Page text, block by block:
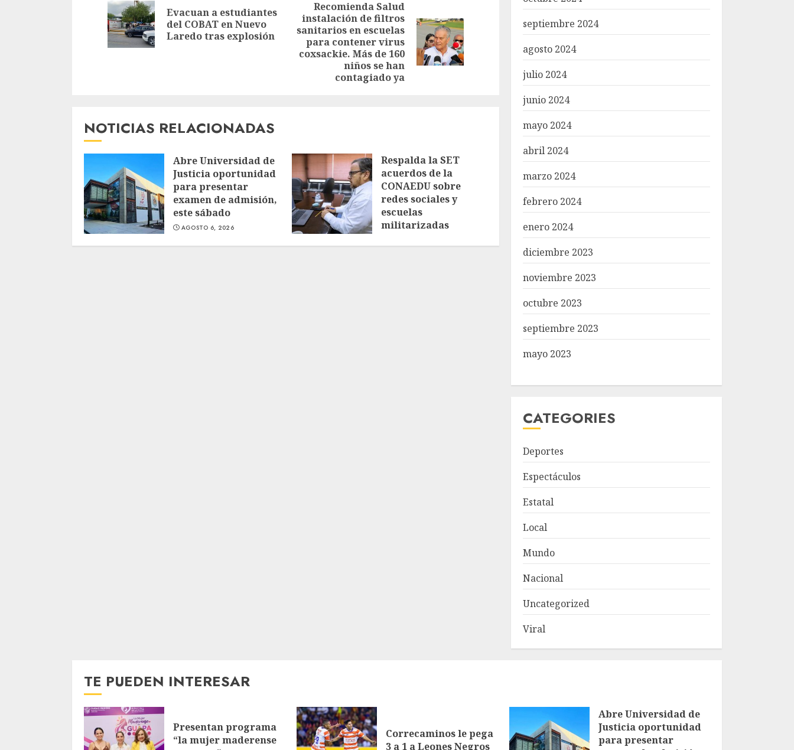
leyendo
Entrada
anterior:
Evacuan a estudiantes
del COBAT en Nuevo
Laredo tras explosión
Siguiente
entrada:
Recomienda Salud
instalación de filtros
sanitarios en escuelas
para contener virus
coxsackie. Más de 160
niños se han
contagiado ya
NOTICIAS RELACIONADAS
Abre Universidad de
Justicia oportunidad
para presentar
examen de admisión,
este sábado
AGOSTO 6, 2026
Respalda la SET
acuerdos de la
CONAEDU sobre
redes sociales y
escuelas
militarizadas
septiembre 2024
agosto 2024
julio 2024
junio 2024
mayo 2024
abril 2024
marzo 2024
febrero 2024
enero 2024
diciembre 2023
noviembre 2023
octubre 2023
septiembre 2023
mayo 2023
CATEGORIES
Deportes
Espectáculos
Estatal
Local
Mundo
Nacional
Uncategorized
Viral
TE PUEDEN INTERESAR
Presentan programa
“la mujer maderense
Correcaminos le pega
3 a 1 a Leones Negros
Abre Universidad de
Justicia oportunidad
para presentar